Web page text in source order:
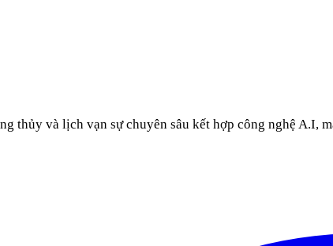
thủy và lịch vạn sự chuyên sâu kết hợp công nghệ A.I,